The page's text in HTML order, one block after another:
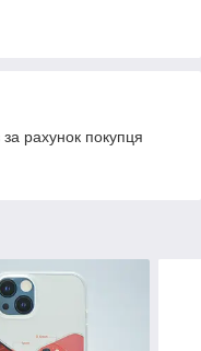
рахунок покупця